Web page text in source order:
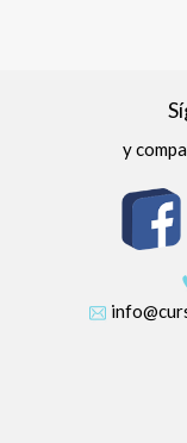
y